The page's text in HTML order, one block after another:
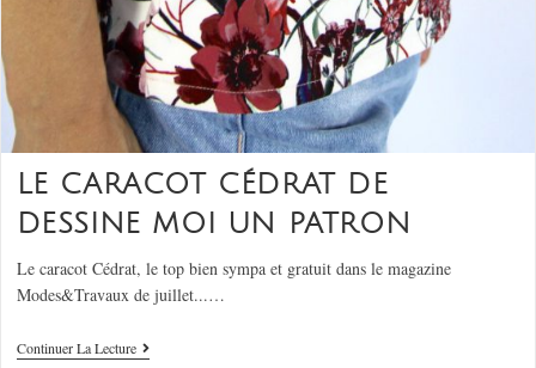
LE CARACOT CÉDRAT DE
DESSINE MOI UN PATRON
Le caracot Cédrat, le top bien sympa et gratuit dans le magazine
Modes&Travaux de juillet...…
Continuer La Lecture